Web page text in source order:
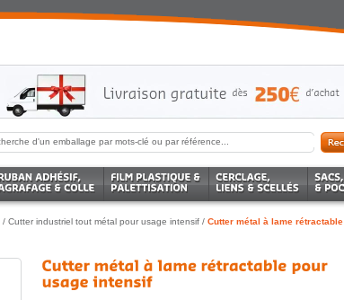
/ Cutter industriel tout métal pour usage intensif / Cutter métal à lame rétractable